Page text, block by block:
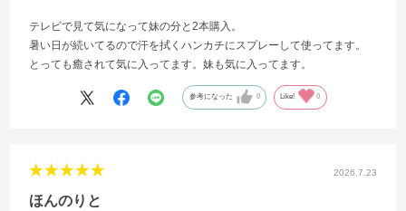
テレビで見て気になって妹の分と2本購入。
暑い日が続いてるので汗を拭くハンカチにスプレーして使ってます。
とっても癒されて気に入ってます。妹も気に入ってます。
参考になった 0 Like! 0
2026.7.23
ほんのりと